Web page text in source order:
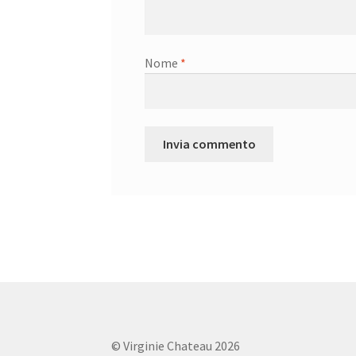
Nome *
© Virginie Chateau 2026